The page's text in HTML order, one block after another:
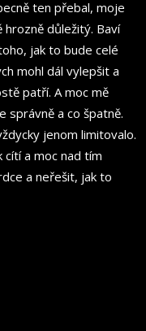
ten přebal, moje
důležitý. Baví
jak to bude celé
mohl dál vylepšit a
patří. A moc mě
správně a co špatně.
jenom limitovalo.
cítí a moc nad tím
a neřešit, jak to